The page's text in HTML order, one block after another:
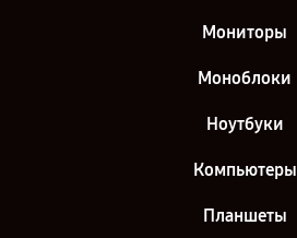
Мониторы
Моноблоки
Ноутбуки
Компьютеры
Планшеты